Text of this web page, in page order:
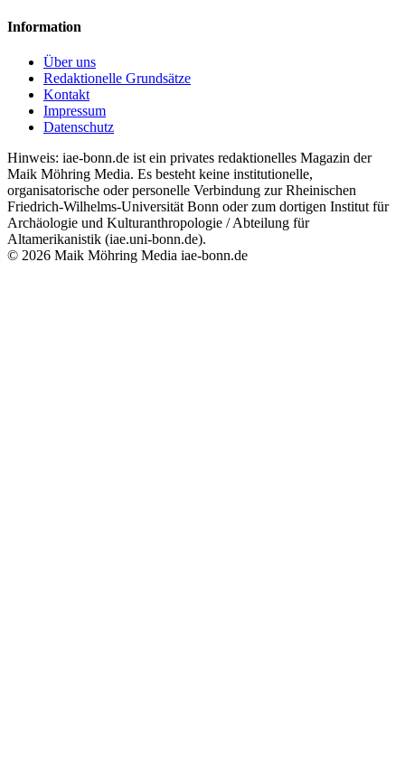
Information
Über uns
Redaktionelle Grundsätze
Kontakt
Impressum
Datenschutz
Hinweis: iae-bonn.de ist ein privates redaktionelles Magazin der
Maik Möhring Media. Es besteht keine institutionelle,
organisatorische oder personelle Verbindung zur Rheinischen
Friedrich-Wilhelms-Universität Bonn oder zum dortigen Institut für
Archäologie und Kulturanthropologie / Abteilung für
Altamerikanistik (iae.uni-bonn.de).
© 2026 Maik Möhring Media iae-bonn.de